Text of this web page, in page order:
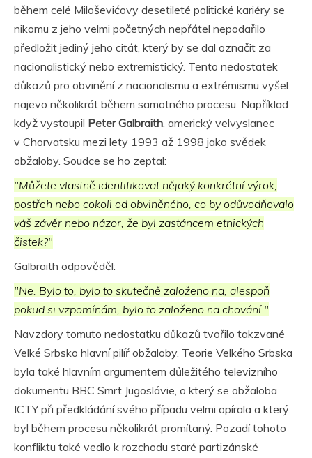
během celé Miloševićovy desetileté politické kariéry se
nikomu z jeho velmi početných nepřátel nepodařilo
předložit jediný jeho citát, který by se dal označit za
nacionalistický nebo extremistický. Tento nedostatek
důkazů pro obvinění z nacionalismu a extrémismu vyšel
najevo několikrát během samotného procesu. Například
když vystoupil Peter Galbraith, americký velvyslanec
v Chorvatsku mezi lety 1993 až 1998 jako svědek
obžaloby. Soudce se ho zeptal:
"Můžete vlastně identifikovat nějaký konkrétní výrok,
postřeh nebo cokoli od obviněného, co by odůvodňovalo
váš závěr nebo názor, že byl zastáncem etnických
čistek?"
Galbraith odpověděl:
"Ne. Bylo to, bylo to skutečně založeno na, alespoň
pokud si vzpomínám, bylo to založeno na chování."
Navzdory tomuto nedostatku důkazů tvořilo takzvané
Velké Srbsko hlavní pilíř obžaloby. Teorie Velkého Srbska
byla také hlavním argumentem důležitého televizního
dokumentu BBC Smrt Jugoslávie, o který se obžaloba
ICTY při předkládání svého případu velmi opírala a který
byl během procesu několikrát promítaný. Pozadí tohoto
konfliktu také vedlo k rozchodu staré partizánské